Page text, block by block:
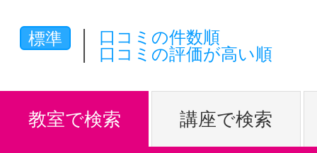
特集をみる
標準
口コミの件数順
口コミの評価が高い順
教室で検索 講座で検索